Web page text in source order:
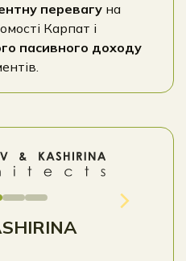
перевагу на
Карпат і
пасивного доходу